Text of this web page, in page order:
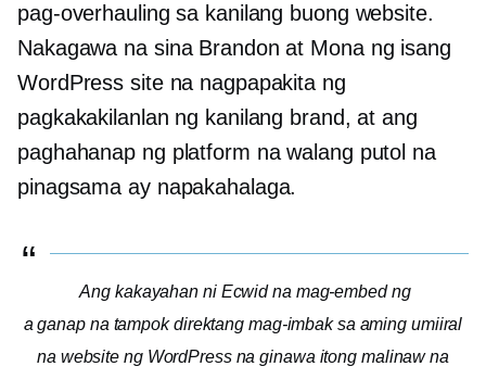
pag-overhauling sa kanilang buong website.
Nakagawa na sina Brandon at Mona ng isang
WordPress site na nagpapakita ng
pagkakakilanlan ng kanilang brand, at ang
paghahanap ng platform na walang putol na
pinagsama ay napakahalaga.
Ang kakayahan ni Ecwid na mag-embed ng
aganap na tampokdirektang mag-imbak sa aming umiiral
na website ng WordPress na ginawa itong malinaw na